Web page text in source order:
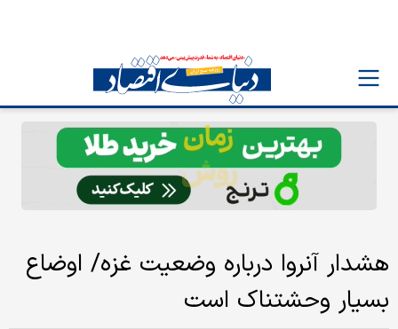
هشدار آنروا درباره وضعیت غزه/ اوضاع
بسیار وحشتناک است